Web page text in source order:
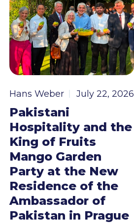
Hans Weber July 22, 2026
Pakistani
Hospitality and the
King of Fruits
Mango Garden
Party at the New
Residence of the
Ambassador of
Pakistan in Prague